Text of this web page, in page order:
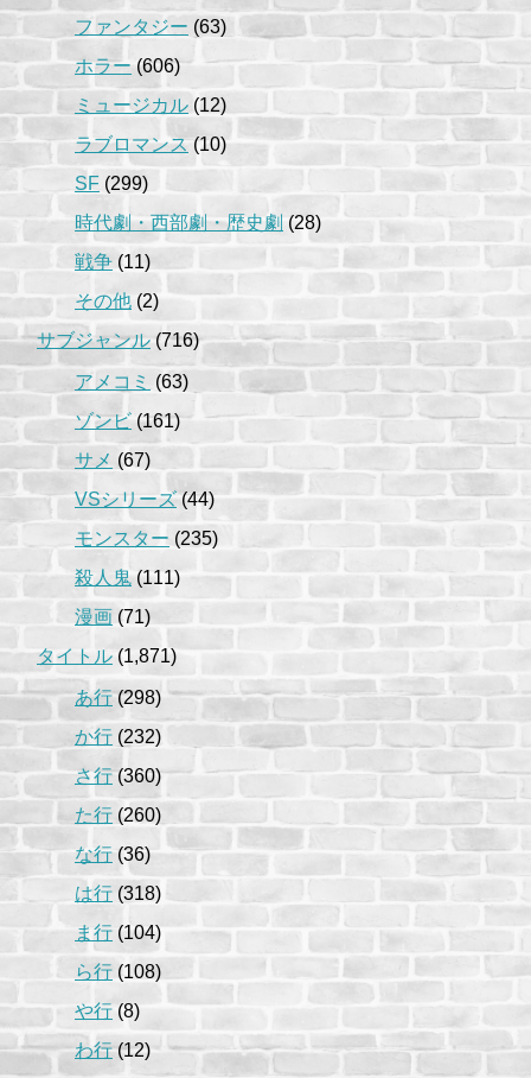
ファンタジー (63)
ホラー (606)
ミュージカル (12)
ラブロマンス(10)
SF (299)
時代劇・西部劇・歴史劇 (28)
戦争 (11)
その他 (2)
サブジャンル(716)
アメコミ (63)
ゾンビ (161)
サメ (67)
VSシリーズ(44)
モンスター (235)
殺人鬼(111)
漫画 (71)
タイトル (1,871)
あ行(298)
か行 (232)
さ行(360)
た行 (260)
な行 (36)
は行 (318)
ま行 (104)
ら行 (108)
や行 (8)
わ行(12)